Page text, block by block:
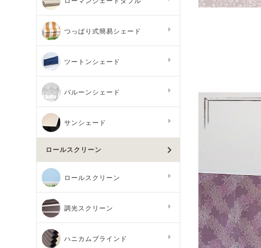
つっぱり式簡易シェード
ツートンシェード
バルーンシェード
サンシェード
ロールスクリーン
ロールスクリーン
調光スクリーン
ハニカムブラインド